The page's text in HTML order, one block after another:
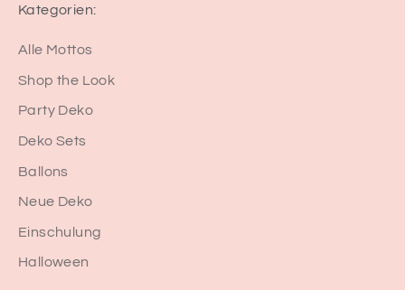
Kategorien:
Alle Mottos
Shop the Look
Party Deko
Deko Sets
Ballons
Neue Deko
Einschulung
Halloween